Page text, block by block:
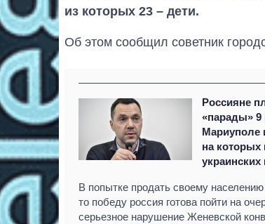
из которых 23 – дети.
Об этом сообщил советник
Россияне
«парады» 9
Мариуполе
на которых
В попытке продать своему
то победу россия готова пойти на
серьезное нарушение Женевской